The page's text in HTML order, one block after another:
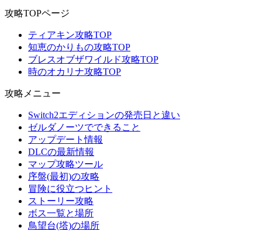
攻略TOPページ
ティアキン攻略TOP
知恵のかりもの攻略TOP
ブレスオブザワイルド攻略TOP
時のオカリナ攻略TOP
攻略メニュー
Switch2エディションの発売日と違い
ゼルダノーツでできること
アップデート情報
DLCの最新情報
マップ攻略ツール
序盤(最初)の攻略
冒険に役立つヒント
ストーリー攻略
ボス一覧と場所
鳥望台(塔)の場所